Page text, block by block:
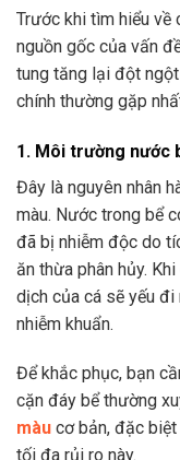
Trước khi tìm hiểu về
nguồn gốc của vấn
tung tăng lại đột
chính thường gặp
1. Môi trường nước
Đây là nguyên nhân
màu. Nước trong bể
đã bị nhiễm độc do
ăn thừa phân hủy.
dịch của cá sẽ yếu đi
nhiễm khuẩn.
Để khắc phục, bạn
cặn đáy bể thường
màu cơ bản, đặc
tối đa rủi ro này.